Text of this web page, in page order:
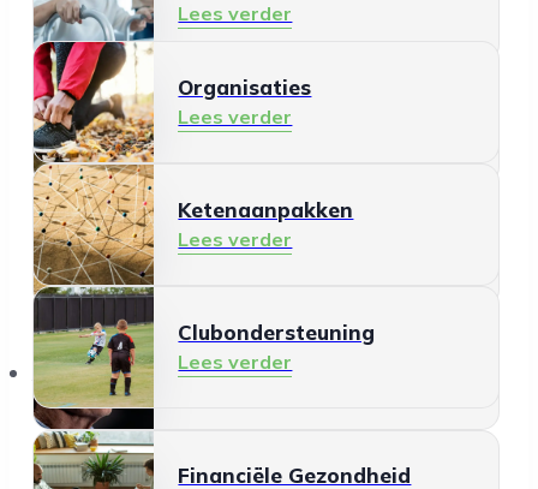
Lees verder
Gezonde leefomgeving
Lees verder
Ontmoeten en meedoen
Lees verder
Mantelzorg
Lees verder
Financiële Gezondheid
Organisaties
Lees verder
Ketenaanpakken
Lees verder
Clubondersteuning
Lees verder
Aanbod